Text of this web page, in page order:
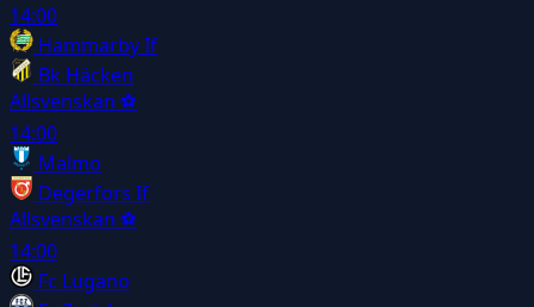
14:00
Hammarby If
Bk Häcken
Allsvenskan ⚽
14:00
Malmo
Degerfors If
Allsvenskan ⚽
14:00
Fc Lugano